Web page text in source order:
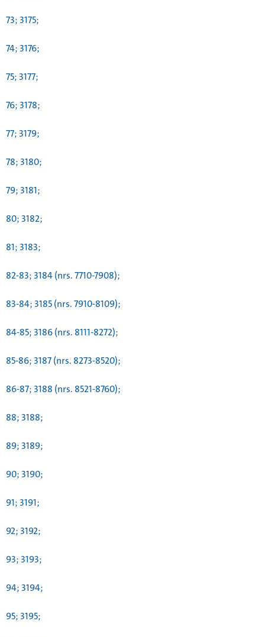
73; 3175;
74; 3176;
75; 3177;
76; 3178;
77; 3179;
78; 3180;
79; 3181;
80; 3182;
81; 3183;
82-83; 3184 (nrs. 7710-7908);
83-84; 3185 (nrs. 7910-8109);
84-85; 3186 (nrs. 8111-8272);
85-86; 3187 (nrs. 8273-8520);
86-87; 3188 (nrs. 8521-8760);
88; 3188;
89; 3189;
90; 3190;
91; 3191;
92; 3192;
93; 3193;
94; 3194;
95; 3195;